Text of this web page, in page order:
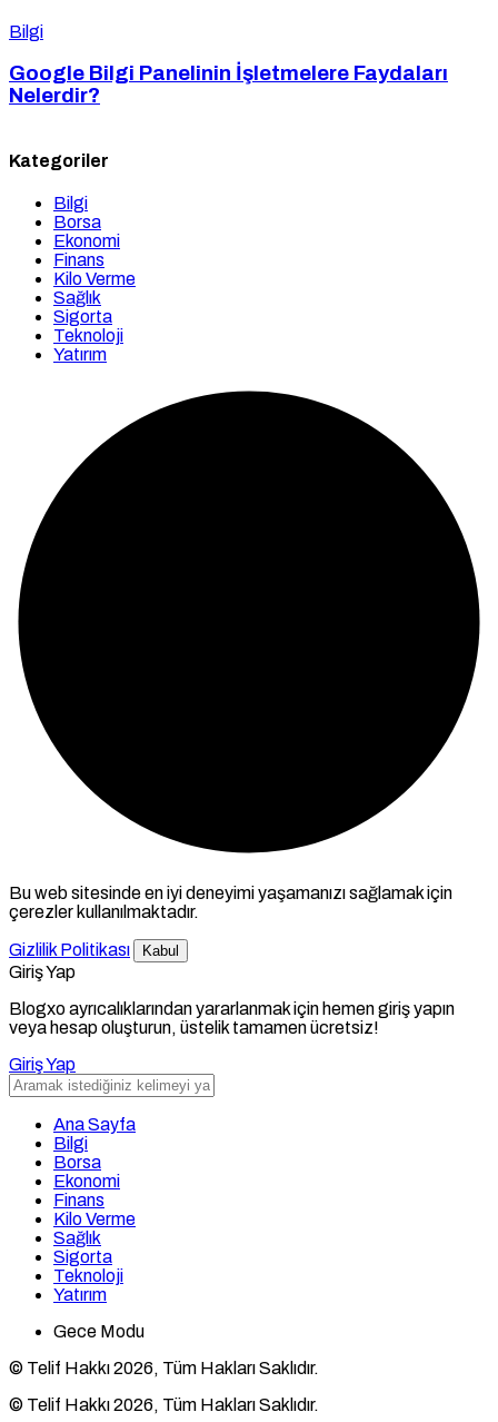
Bilgi
Google Bilgi Panelinin İşletmelere Faydaları
Nelerdir?
Kategoriler
Bilgi
Borsa
Ekonomi
Finans
Kilo Verme
Sağlık
Sigorta
Teknoloji
Yatırım
Bu web sitesinde en iyi deneyimi yaşamanızı sağlamak için
çerezler kullanılmaktadır.
Gizlilik Politikası
Kabul
Giriş Yap
Blogxo ayrıcalıklarından yararlanmak için hemen giriş yapın
veya hesap oluşturun, üstelik tamamen ücretsiz!
Giriş Yap
Ana Sayfa
Bilgi
Borsa
Ekonomi
Finans
Kilo Verme
Sağlık
Sigorta
Teknoloji
Yatırım
Gece Modu
© Telif Hakkı 2026, Tüm Hakları Saklıdır.
© Telif Hakkı 2026, Tüm Hakları Saklıdır.